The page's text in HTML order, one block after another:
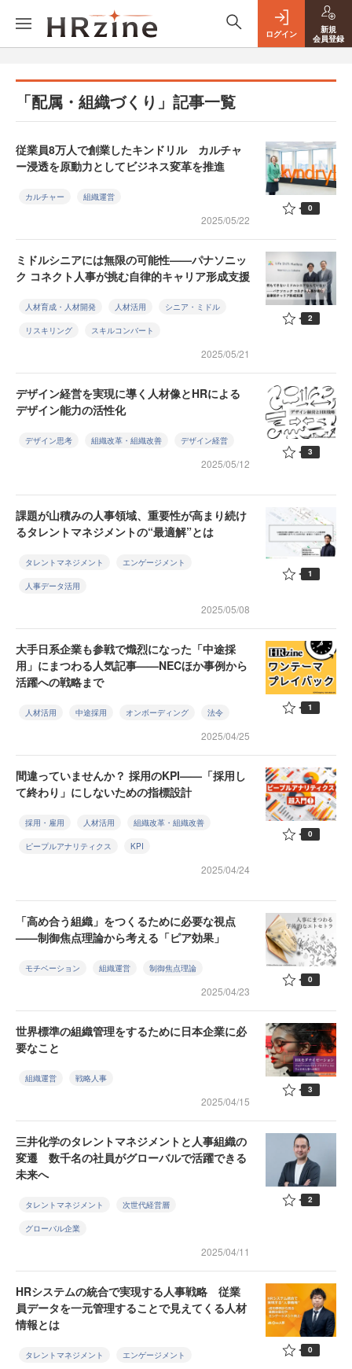
ログイン
新規
会員登録
「配属・組織づくり」記事一覧
従業員8万人で創業したキンドリル カルチャ
ー浸透を原動力としてビジネス変革を推進
カルチャー 組織運営
2025/05/22
0
ミドルシニアには無限の可能性——パナソニッ
ク コネクト人事が挑む自律的キャリア形成支援
人材育成・人材開発 人材活用 シニア・ミドル
リスキリング スキルコンバート
2025/05/21
2
デザイン経営を実現に導く人材像とHRによる
デザイン能力の活性化
デザイン思考 組織改革・組織改善 デザイン経営
2025/05/12
3
課題が山積みの人事領域、重要性が高まり続け
るタレントマネジメントの“最適解”とは
タレントマネジメント エンゲージメント
人事データ活用
2025/05/08
1
大手日系企業も参戦で熾烈になった「中途採
用」にまつわる人気記事——NECほか事例から
活躍への戦略まで
人材活用 中途採用 オンボーディング 法令
2025/04/25
1
間違っていませんか？ 採用のKPI——「採用し
て終わり」にしないための指標設計
採用・雇用 人材活用 組織改革・組織改善
ピープルアナリティクス KPI
2025/04/24
0
「高め合う組織」をつくるために必要な視点
——制御焦点理論から考える「ピア効果」
モチベーション 組織運営 制御焦点理論
2025/04/23
0
世界標準の組織管理をするために日本企業に必
要なこと
組織運営 戦略人事
2025/04/15
3
三井化学のタレントマネジメントと人事組織の
変遷 数千名の社員がグローバルで活躍できる
未来へ
タレントマネジメント 次世代経営層
グローバル企業
2025/04/11
2
HRシステムの統合で実現する人事戦略 従業
員データを一元管理することで見えてくる人材
情報とは
タレントマネジメント エンゲージメント 0